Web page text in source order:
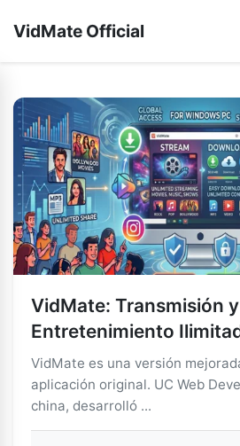
VidMate Official
VidMate: Transmisión
Entretenimiento
VidMate es una versión
aplicación original. UC Web
china, desarrolló ...